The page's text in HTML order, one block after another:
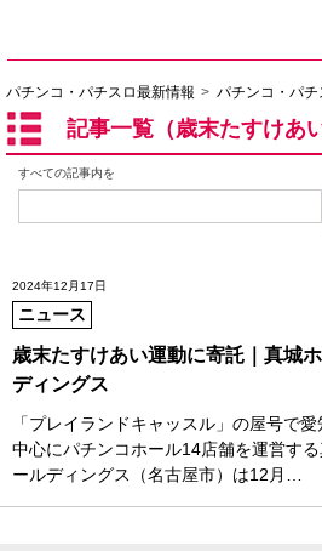
パチンコ・パチスロ最新情報 パチンコ・パ
記事一覧（歳末たすけあ
すべての記事内を
2024年12月17日
ニュース
歳末たすけあい運動に寄託｜真城
ディングス
「プレイランドキャッスル」の屋号で愛
中心にパチンコホール14店舗を運営す
ールディングス（名古屋市）は12月…